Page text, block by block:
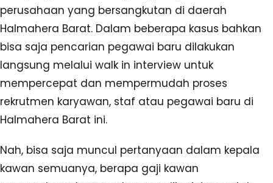
perusahaan yang bersangkutan di daerah
Halmahera Barat. Dalam beberapa kasus bahkan
bisa saja pencarian pegawai baru dilakukan
langsung melalui walk in interview untuk
mempercepat dan mempermudah proses
rekrutmen karyawan, staf atau pegawai baru di
Halmahera Barat ini.
Nah, bisa saja muncul pertanyaan dalam kepala
kawan semuanya, berapa gaji kawan